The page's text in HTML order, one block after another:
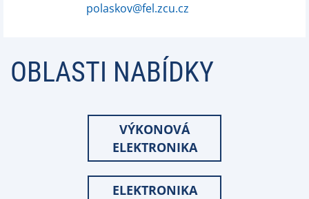
polaskov@fel.zcu.cz
OBLASTI NABÍDKY
VÝKONOVÁ
ELEKTRONIKA
ELEKTRONIKA